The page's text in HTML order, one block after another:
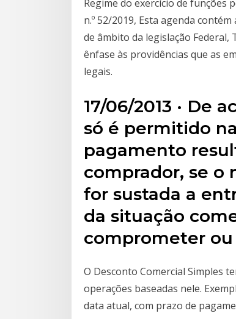
Regime do exercício de funções
n.º 52/2019, Esta agenda
de âmbito da legislação
ênfase às providências que as
legais.
17/06/2013 · De
só é permitido
pagamento
comprador, se o
for sustada a
da situação
comprometer
O Desconto Comercial Simples
operações baseadas nele.
data atual, com prazo de